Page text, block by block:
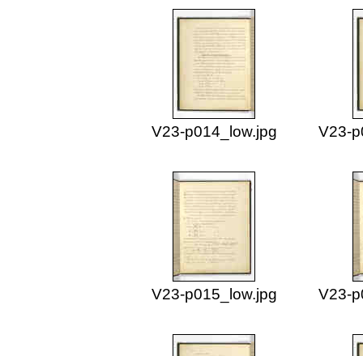
V23-p014_low.jpg V23-
V23-p015_low.jpg V23-